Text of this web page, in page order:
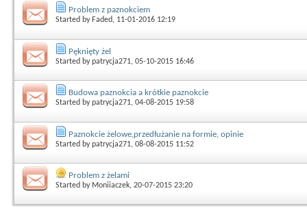
Problem z paznokciem
Started by Faded, 11-01-2016 12:19
Pęknięty żel
Started bypatrycja271, 05-10-2015 16:46
Budowa paznokcia a krótkie paznokcie
Started bypatrycja271, 04-08-2015 19:58
Paznokcie żelowe,przedłużanie na formie, opinie
Started bypatrycja271, 08-08-2015 11:52
Problem z żelami
Started by Moniiaczek, 20-07-2015 23:20